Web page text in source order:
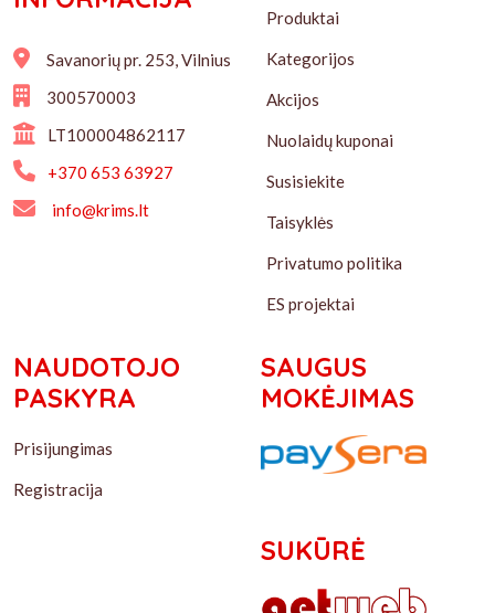
Savanorių pr. 253, Vilnius
300570003
LT100004862117
+370 653 63927
info@krims.lt
Produktai
Kategorijos
Akcijos
Nuolaidų kuponai
Susisiekite
Taisyklės
Privatumo politika
ES projektai
NAUDOTOJO
PASKYRA
Prisijungimas
Registracija
SAUGUS
MOKĖJIMAS
SUKŪRĖ